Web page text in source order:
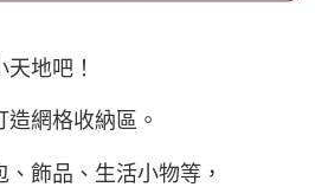
地吧！
網格收納區。
飾品、生活小物等，